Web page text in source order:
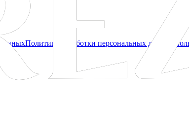
Политика обработки персональных данных